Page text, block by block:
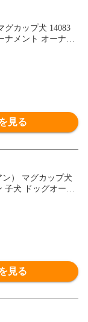
グカップ犬 14083
ナメント オーナメ
コット ガーデン
ブジェ オブジェ
見る
） マグカップ犬
子犬 ドッグオーナ
物 アニマル マスコ
グ ガーデンオブ
見る